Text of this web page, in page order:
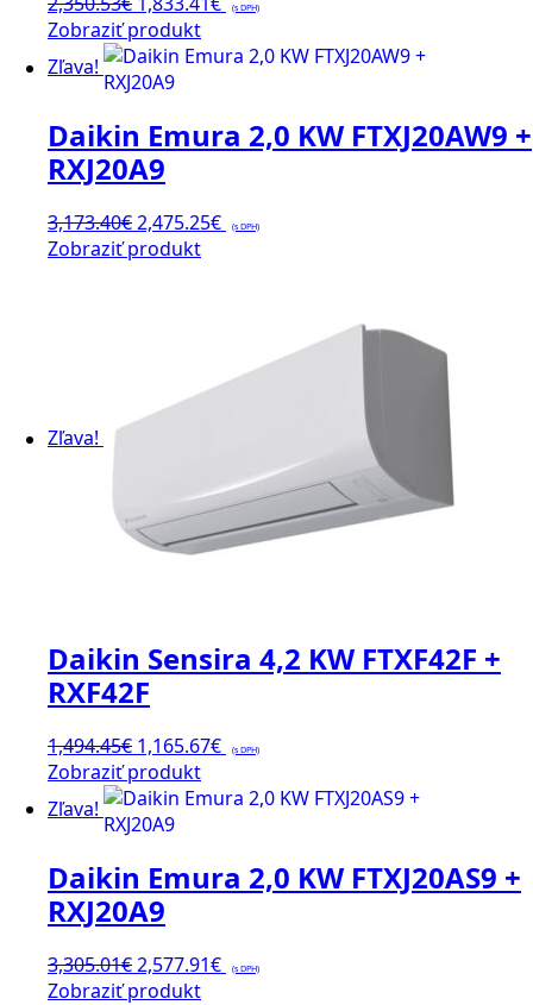
cena
bola:
2,350.53€.
je:
(s DPH)
Zobraziť produkt
Zľava!
Daikin Emura 2,0 KW FTXJ20AW9 +
RXJ20A9
3,173.40€ Pôvodná
cena
2,475.25€Aktuálna
(s DPH)
Zobraziť produkt
Zľava!
Daikin Sensira 4,2 KW FTXF42F +
RXF42F
1,494.45€ Pôvodná
cena
bola:
1,494.45€.
1,165.67€Aktuálna
je:
(s DPH)
Zobraziť produkt
Zľava!
Daikin Emura 2,0 KW FTXJ20AS9 +
RXJ20A9
3,305.01€ Pôvodná
cena
2,577.91€Aktuálna
(s DPH)
Zobraziť produkt